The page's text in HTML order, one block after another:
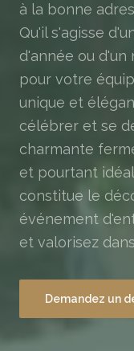
à la bonne
Qu'il s'agisse
d'année ou d'un
pour votre
unique et
célébrer et se
charmante
et pourtant
constitue le
événement
et valorisez
Demandez un